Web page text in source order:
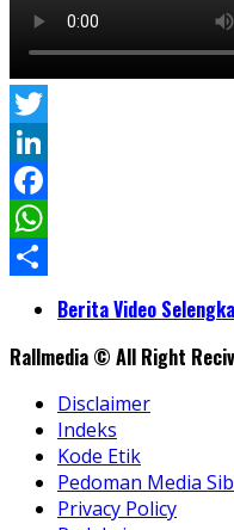
Twitter
LinkedIn
Facebook
WhatsApp
ShareBerita Video
Rallmedia © All Right
Disclaimer
Indeks
Kode Etik
Pedoman Media
Privacy Policy